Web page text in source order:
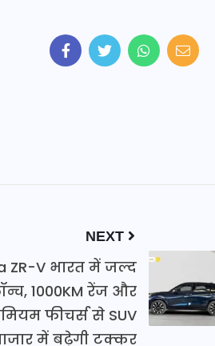
NEXT
ZR-V भारत में जल्द
1000KM रेंज और
फीचर्स से SUV
में बढ़ेगी टक्कर